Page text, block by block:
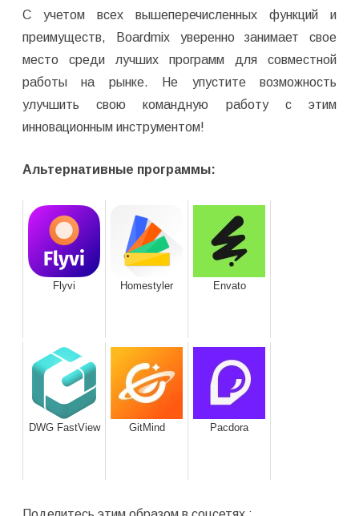
С учетом всех вышеперечисленных функций и
преимуществ, Boardmix уверенно занимает свое
место среди лучших программ для совместной
работы на рынке. Не упустите возможность
улучшить свою командную работу с этим
инновационным инструментом!
Альтернативные программы:
Flyvi Homestyler Envato
DWG FastView GitMind Pacdora